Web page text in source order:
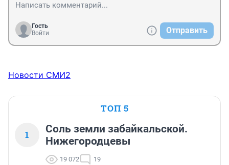
Гость
Войти
Отправить
Новости СМИ2
ТОП 5
1
Соль земли забайкальской.
Нижегородцевы
19 072 19